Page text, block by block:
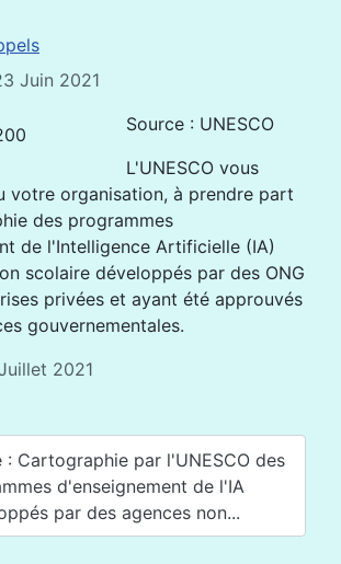
Juin 2021
Source : UNESCO
L'UNESCO vous
votre organisation, à prendre part
des programmes
de l'Intelligence Artificielle (IA)
scolaire développés par des ONG
privées et ayant été approuvés
gouvernementales.
2021
: Cartographie par l'UNESCO des
d'enseignement de l'IA
par des agences non...